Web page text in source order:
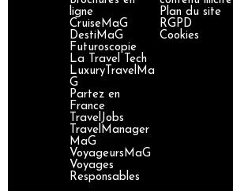
ligne
CruiseMaG
DestiMaG
Futuroscopie
La Travel Tech
LuxuryTravelMa
G
Partez en
France
TravelJobs
TravelManager
MaG
VoyageursMaG
Voyages
Responsables
Plan du site
RGPD
Cookies